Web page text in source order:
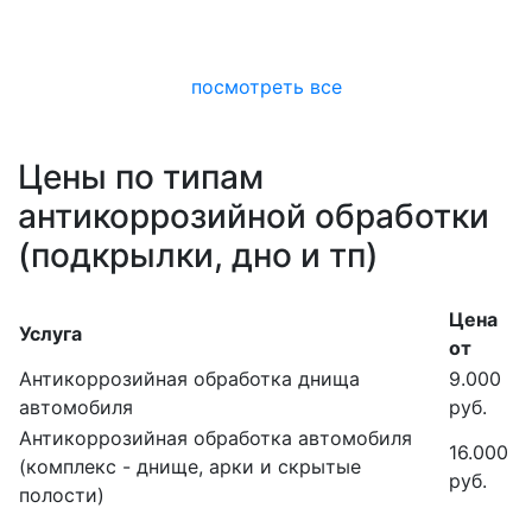
посмотреть все
Цены по типам
антикоррозийной обработки
(подкрылки, дно и тп)
Услуга
Цена
от
Антикоррозийная обработка днища
автомобиля
9.000
руб.
Антикоррозийная обработка автомобиля
(комплекс - днище, арки и скрытые
полости)
16.000
руб.